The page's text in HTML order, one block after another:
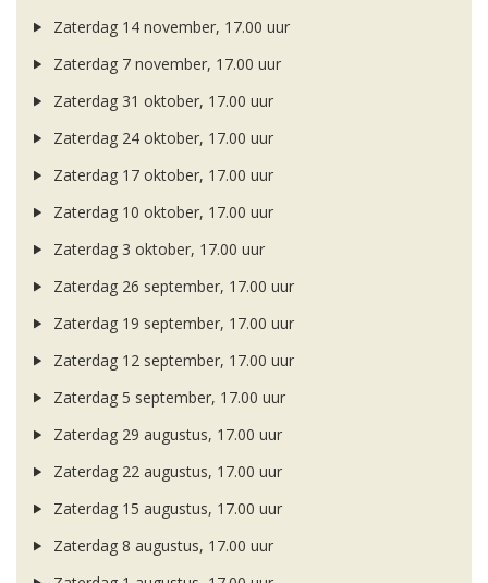
Zaterdag 14 november, 17.00 uur
Zaterdag 7 november, 17.00 uur
Zaterdag 31 oktober, 17.00 uur
Zaterdag 24 oktober, 17.00 uur
Zaterdag 17 oktober, 17.00 uur
Zaterdag 10 oktober, 17.00 uur
Zaterdag 3 oktober, 17.00 uur
Zaterdag 26 september, 17.00 uur
Zaterdag 19 september, 17.00 uur
Zaterdag 12 september, 17.00 uur
Zaterdag 5 september, 17.00 uur
Zaterdag 29 augustus, 17.00 uur
Zaterdag 22 augustus, 17.00 uur
Zaterdag 15 augustus, 17.00 uur
Zaterdag 8 augustus, 17.00 uur